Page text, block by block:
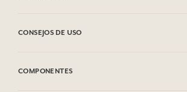
CONSEJOS DE USO
COMPONENTES